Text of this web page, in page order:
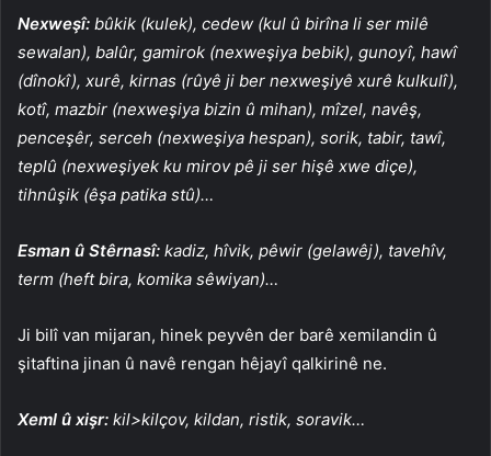
Nexweşî: bûkik (kulek), cedew (kul û birîna li ser milê
sewalan), balûr, gamirok (nexweşiya bebik), gunoyî, hawî
(dînokî), xurê, kirnas (rûyê ji ber nexweşiyê xurê kulkulî),
kotî, mazbir (nexweşiya bizin û mihan), mîzel, navêş,
penceşêr, serceh (nexweşiya hespan), sorik, tabir, tawî,
teplû (nexweşiyek ku mirov pê ji ser hişê xwe diçe),
tihnûşik (êşa patika stû)…
Esman û Stêrnasî: kadiz, hîvik, pêwir (gelawêj), tavehîv,
term (heft bira, komika sêwiyan)…
Ji bilî van mijaran, hinek peyvên der barê xemilandin û
şitaftina jinan û navê rengan hêjayî qalkirinê ne.
Xeml û xişr: kil>kilçov, kildan, ristik, soravik…